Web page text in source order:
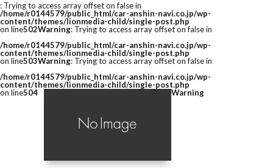
: Trying to access array offset on false in
/home/r0144579/public_html/car-anshin-navi.co.jp/wp-
content/themes/lionmedia-child/single-post.php
on line502Warning: Trying to access array offset on false in
/home/r0144579/public_html/car-anshin-navi.co.jp/wp-
content/themes/lionmedia-child/single-post.php
on line503Warning: Trying to access array offset on false in
/home/r0144579/public_html/car-anshin-navi.co.jp/wp-
content/themes/lionmedia-child/single-post.php
on line504 Warning